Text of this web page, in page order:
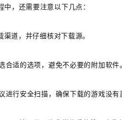
，还需要注意以下几点：
渠道，并仔细核对下载源。
合适的选项，避免不必要的附加软件。
进行安全扫描，确保下载的游戏没有